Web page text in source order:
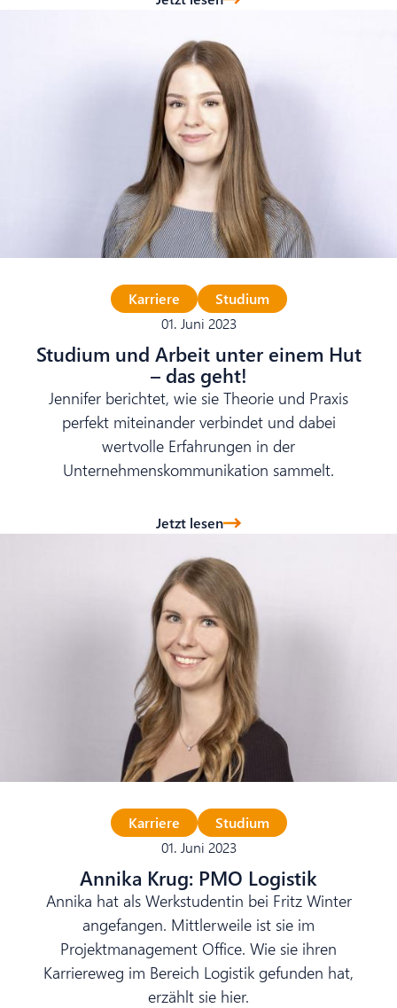
Karriere
Studium
01. Juni 2023
Studium und Arbeit unter einem Hut
– das geht!
Jennifer berichtet, wie sie Theorie und Praxis
perfekt miteinander verbindet und dabei
wertvolle Erfahrungen in der
Unternehmenskommunikation sammelt.
Jetzt lesen
Karriere
Studium
01. Juni 2023
Annika Krug: PMO Logistik
Annika hat als Werkstudentin bei Fritz Winter
angefangen. Mittlerweile ist sie im
Projektmanagement Office. Wie sie ihren
Karriereweg im Bereich Logistik gefunden hat,
erzählt sie hier.